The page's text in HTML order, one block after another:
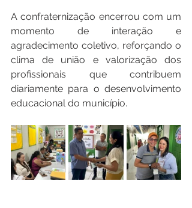
A confraternização encerrou com um
momento de interação e
agradecimento coletivo, reforçando o
clima de união e valorização dos
profissionais que contribuem
diariamente para o desenvolvimento
educacional do município.